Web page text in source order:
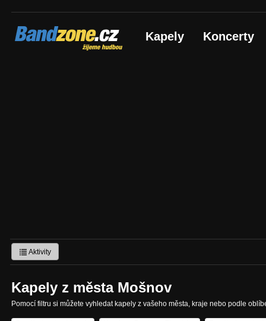
Bandzone.cz
žijeme hudbou Kapely Koncerty
Aktivity
Kapely z města Mošnov
Pomocí filtru si můžete vyhledat kapely z vašeho města, kraje nebo podle